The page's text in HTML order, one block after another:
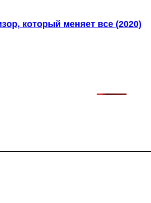
который меняет все (2020)